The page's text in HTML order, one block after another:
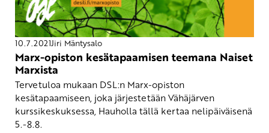
10.7.2021Jiri Mäntysalo
Marx-opiston kesätapaamisen teemana Naiset
Marxista
Tervetuloa mukaan DSL:n Marx-opiston
kesätapaamiseen, joka järjestetään Vähäjärven
kurssikeskuksessa, Hauholla tällä kertaa nelipäiväisenä
5.-8.8.